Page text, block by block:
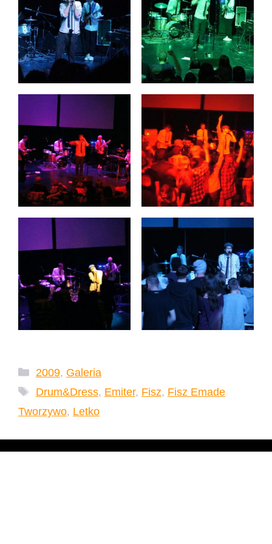
Kategorie
2009, Galeria
Tagi
Drum&Dress, Emiter, Fisz, Fisz Emade
Tworzywo, Letko